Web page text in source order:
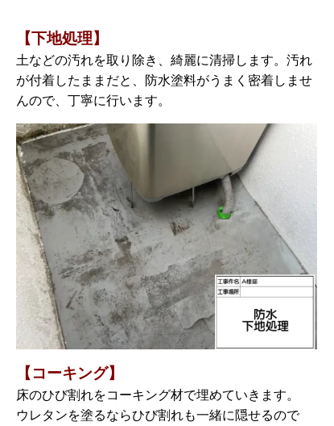
【下地処理】
土などの汚れを取り除き、綺麗に清掃します。汚れ
が付着したままだと、防水塗料がうまく密着しませ
んので、丁寧に行います。
【コーキング】
床のひび割れをコーキング材で埋めていきます。
ウレタンを塗るならひび割れも一緒に隠せるので